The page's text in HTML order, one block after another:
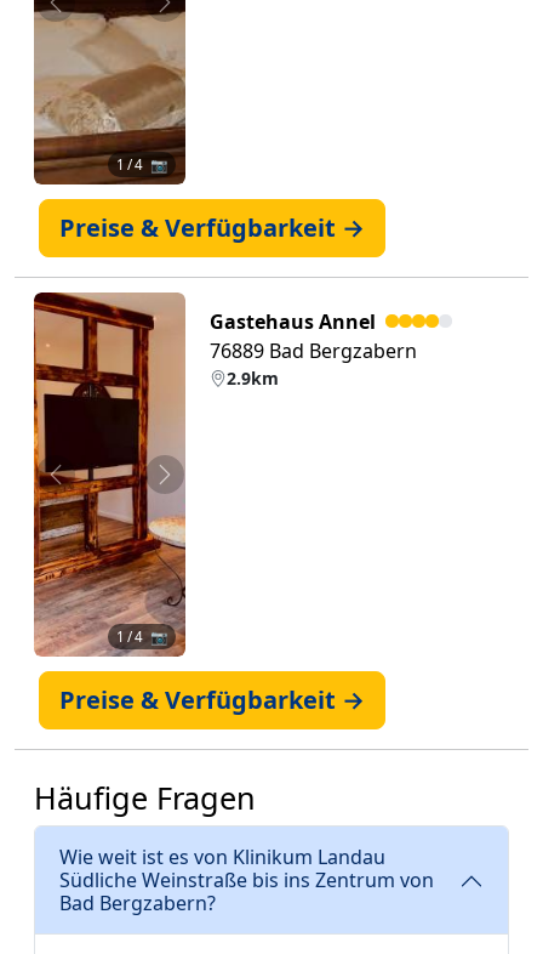
Zurück Weiter
1 / 4 📷
Preise & Verfügbarkeit →
Zurück Weiter
1 / 4 📷
Gastehaus Annel
76889 Bad Bergzabern
2.9km
Preise & Verfügbarkeit →
Häufige Fragen
Wie weit ist es von Klinikum Landau
Südliche Weinstraße bis ins Zentrum von
Bad Bergzabern?